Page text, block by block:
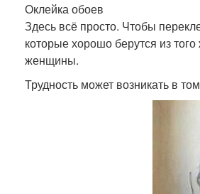
Оклейка обоев
Здесь всё просто. Чтобы
которые хорошо берутся из
женщины.
Трудность может возникать в